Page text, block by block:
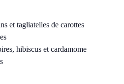
et tagliatelles de carottes
hibiscus et cardamome